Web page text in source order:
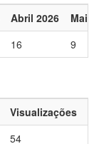
Abril 2026
Maio
16 9
Visualizações
54